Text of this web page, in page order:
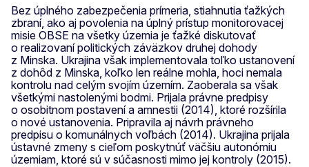
Bez úplného zabezpečenia prímeria, stiahnutia ťažkých
zbraní, ako aj povolenia na úplný prístup monitorovacej
misie OBSE na všetky územia je ťažké diskutovať
o realizovaní politických záväzkov druhej dohody
z Minska. Ukrajina však implementovala toľko ustanovení
z dohôd z Minska, koľko len reálne mohla, hoci nemala
kontrolu nad celým svojím územím. Zaoberala sa však
všetkými nastolenými bodmi. Prijala právne predpisy
o osobitnom postavení a amnestii (2014), ktoré rozšírila
o nové ustanovenia. Pripravila aj návrh právneho
predpisu o komunálnych voľbách (2014). Ukrajina prijala
ústavné zmeny s cieľom poskytnúť väčšiu autonómiu
územiam, ktoré sú v súčasnosti mimo jej kontroly (2015).